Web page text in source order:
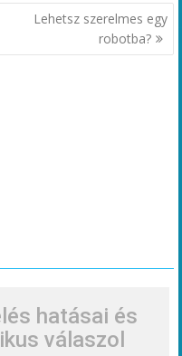
Lehetsz szerelmes egy
robotba?
hatásai és
válaszol